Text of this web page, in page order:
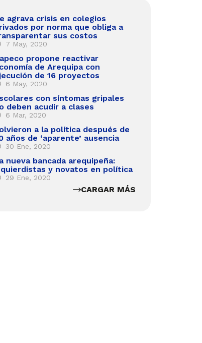
agrava crisis en colegios
por norma que obliga a
sus costos
7 May, 2020
propone reactivar
de Arequipa con
de 16 proyectos
6 May, 2020
con síntomas gripales
deben acudir a clases
6 Mar, 2020
a la política después de
años de ‘aparente’ ausencia
30 Ene, 2020
nueva bancada arequipeña:
y novatos en política
29 Ene, 2020
CARGAR MÁS